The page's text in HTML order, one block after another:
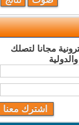
مجانا لتصلك